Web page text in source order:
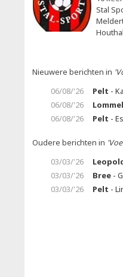
Stal
Nieuwere berichten in
06/08/'26
Pelt -
06/08/'26
Lommel
06/08/'26
Pelt -
Oudere berichten in
03/03/'26
03/03/'26
Bree -
03/03/'26
Pelt -